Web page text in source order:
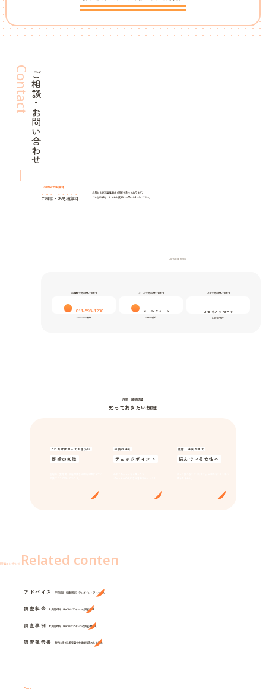
ご相談・お問い合わせ
Contact
24時間年中無休
ご相談 ・ お見積無料
北見および北海道全域で調査を承っております。
どんな些細なことでもお気軽にお問い合わせください。
Our social media
お電話でのお問い合わせ
011-598-1230
9:00-24:00受付
メールでのお問い合わせ
メールフォーム
24時間受付
LINEでのお問い合わせ
LINEでメッセージ
24時間受付
浮気・離婚問題
知っておきたい知識
これだけは知っておきたい
離婚の知識
探偵の浮気
チェックポイント
離婚・浮気問題で
悩んでいる女性へ
関連コンテンツ Related conten
アドバイス 浮気調査（行動調査）ワンポイントアドバイス
調査料金 北見興信所・株式会社アイシンの調査費用
調査事例 北見興信所・株式会社アイシンの調査事例集
調査報告書 裁判に勝てる報告書を弁護士指導のもと作成
Case